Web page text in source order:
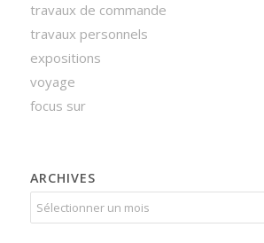
travaux de commande
travaux personnels
expositions
voyage
focus sur
ARCHIVES